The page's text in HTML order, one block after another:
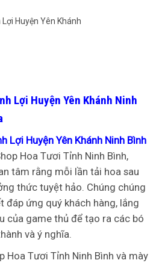
Lợi Huyện Yên Khánh Ninh
Lợi Huyện Yên Khánh Ninh Bình
Hoa Tươi Tỉnh Ninh Bình,
tâm rằng mỗi lần tải hoa sau
thức tuyệt hảo. Chúng chúng
đáp ứng quý khách hàng, lắng
của game thủ để tạo ra các bó
và ý nghĩa.
Hoa Tươi Tỉnh Ninh Bình và mày